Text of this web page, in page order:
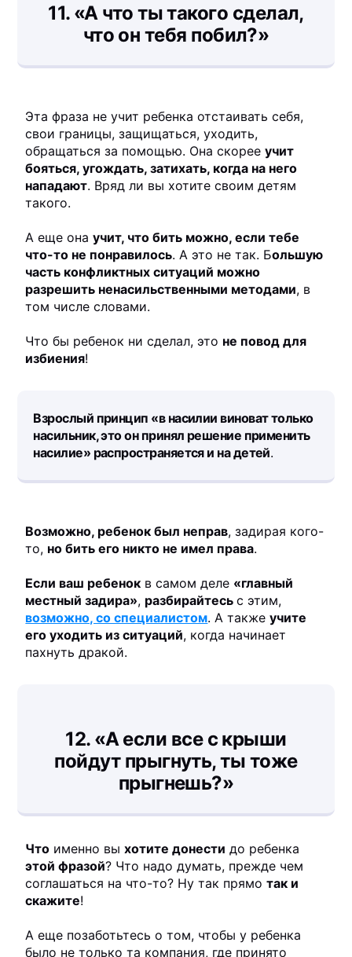
11. «А что ты такого сделал,
что он тебя побил?»
Эта фраза не учит ребенка отстаивать себя,
свои границы, защищаться, уходить,
обращаться за помощью. Она скорееучит
бояться, угождать, затихать, когда на него
нападают. Вряд ли вы хотите своим детям
такого.
А еще онаучит, что бить можно, если тебе
что-то не понравилось. А это не так. Большую
часть конфликтных ситуаций можно
разрешить ненасильственными методами, в
том числе словами.
Что бы ребенок ни сделал, это не повод для
избиения!
Взрослый принцип «в насилии виноват только
насильник, это он принял решение применить
насилие» распространяется и на детей.
Возможно, ребенок был неправ, задирая кого-
то, но бить его никто не имел права.
Если ваш ребенок в самом деле «главный
местный задира», разбирайтесьс этим,
возможно, со специалистом. А такжеучите
его уходить из ситуаций, когда начинает
пахнуть дракой.
12. «А если все с крыши
пойдут прыгнуть, ты тоже
прыгнешь?»
Что именно выхотите донести до ребенка
этой фразой? Что надо думать, прежде чем
соглашаться на что-то? Ну так прямотак и
скажите!
А еще позаботьтесь о том, чтобы у ребенка
было не только та компания, где принято